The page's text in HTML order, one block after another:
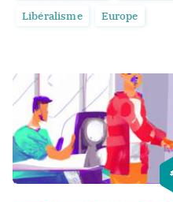
Libéralisme
Europe